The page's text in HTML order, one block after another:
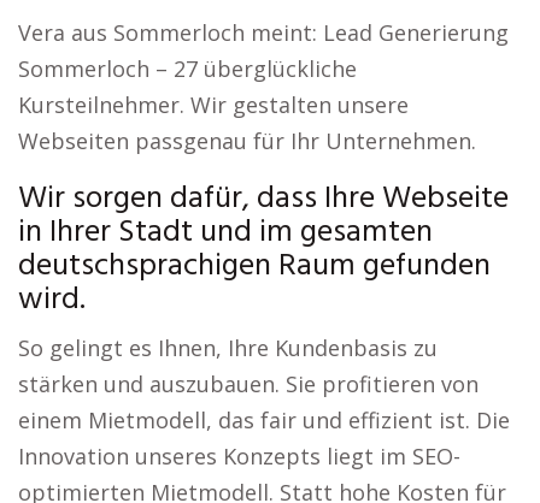
Vera aus Sommerloch meint: Lead Generierung
Sommerloch – 27 überglückliche
Kursteilnehmer. Wir gestalten unsere
Webseiten passgenau für Ihr Unternehmen.
Wir sorgen dafür, dass Ihre Webseite
in Ihrer Stadt und im gesamten
deutschsprachigen Raum gefunden
wird.
So gelingt es Ihnen, Ihre Kundenbasis zu
stärken und auszubauen. Sie profitieren von
einem Mietmodell, das fair und effizient ist. Die
Innovation unseres Konzepts liegt im SEO-
optimierten Mietmodell. Statt hohe Kosten für